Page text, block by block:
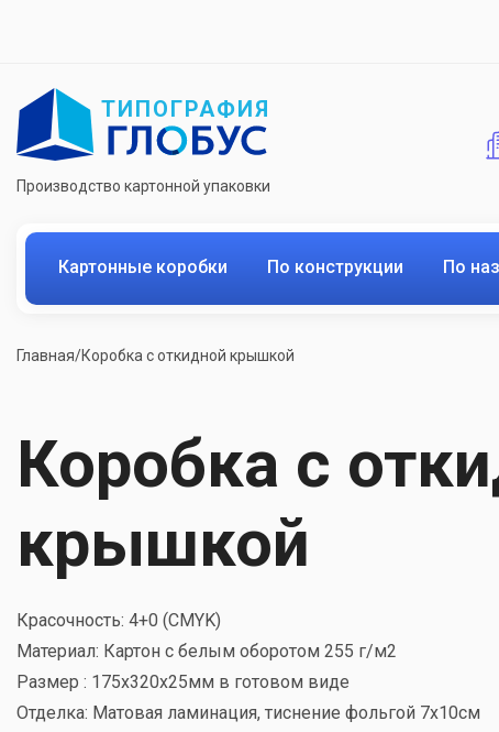
ТИПОГРАФИЯ
Производство картонной упаковки
Картонные коробки По конструкции По
Главная/Коробка с откидной крышкой
Коробка с
крышкой
Красочность: 4+0 (CMYK)
Материал: Картон с белым оборотом 255 г/м2
Размер : 175х320х25мм в готовом виде
Отделка: Матовая ламинация, тиснение фольгой 7х10см